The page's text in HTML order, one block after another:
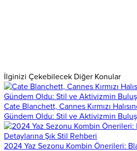
İlginizi Çekebilecek Diğer Konular
Cate Blanchett, Cannes Kırmızı
Gündem Oldu: Stil ve Aktivizmin
2024 Yaz Sezonu Kombin Önerileri: